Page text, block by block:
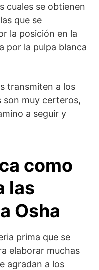
cuales se obtienen
que se
la posición en la
por la pulpa blanca
transmiten a los
son muy certeros,
a seguir y
como
las
Osha
prima que se
elaborar muchas
agradan a los